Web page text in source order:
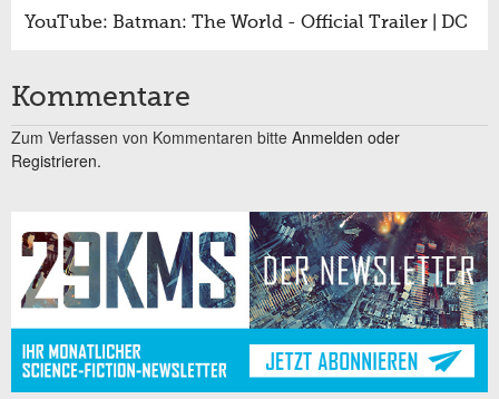
YouTube: Batman: The World - Official Trailer | DC
Kommentare
Zum Verfassen von Kommentaren bitte Anmelden oder
Registrieren.